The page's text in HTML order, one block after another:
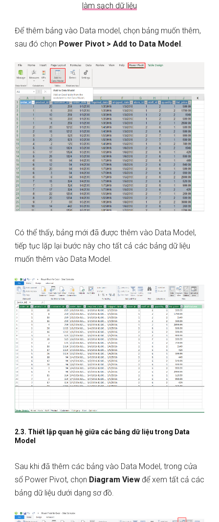
làm sạch dữ liệu
Để thêm bảng vào Data model, chọn bảng muốn thêm,
sau đó chọn Power Pivot > Add to Data Model
Có thể thấy, bảng mới đã được thêm vào Data Model,
tiếp tục lặp lại bước này cho tất cả các bảng dữ liệu
muốn thêm vào Data Model.
2.3. Thiết lập quan hệ giữa các bảng dữ liệu trong Data
Model
Sau khi đã thêm các bảng vào Data Model, trong cửa
sổ Power Pivot, chọn Diagram View để xem tất cả các
bảng dữ liệu dưới dạng sơ đồ.